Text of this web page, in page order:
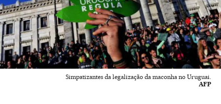
Simpatizantes da legalização da maconha no Uruguai.
AFP